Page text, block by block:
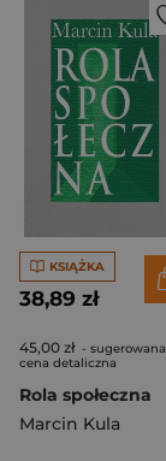
KSIĄŻKA
38,89 zł
45,00 zł - sugerowana
cena detaliczna
Rola społeczna
Marcin Kula